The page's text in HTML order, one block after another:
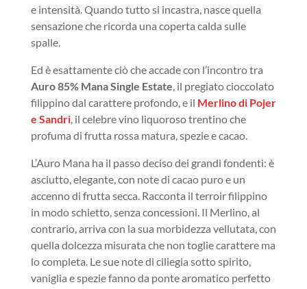
e intensità. Quando tutto si incastra, nasce quella
sensazione che ricorda una coperta calda sulle
spalle.
Ed è esattamente ciò che accade con l’incontro tra
Auro 85% Mana Single Estate, il pregiato cioccolato
filippino dal carattere profondo, e il Merlino di Pojer
e Sandri, il celebre vino liquoroso trentino che
profuma di frutta rossa matura, spezie e cacao.
L’Auro Mana ha il passo deciso dei grandi fondenti: è
asciutto, elegante, con note di cacao puro e un
accenno di frutta secca. Racconta il terroir filippino
in modo schietto, senza concessioni. Il Merlino, al
contrario, arriva con la sua morbidezza vellutata, con
quella dolcezza misurata che non toglie carattere ma
lo completa. Le sue note di ciliegia sotto spirito,
vaniglia e spezie fanno da ponte aromatico perfetto